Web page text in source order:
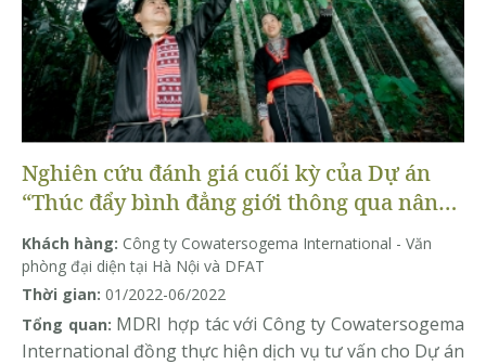
Nghiên cứu đánh giá cuối kỳ của Dự án
“Thúc đẩy bình đẳng giới thông qua nâng
cao hiệu quả kinh tế sản xuất nông nghiệp
và phát triển du lịch tại hai tỉnh Lào Cai
và Sơn La” (GREAT)
Khách hàng: Công ty Cowatersogema International - Văn
phòng đại diện tại Hà Nội và DFAT
Thời gian: 01/2022-06/2022
Tổng quan: MDRI hợp tác với Công ty Cowatersogema
International đồng thực hiện dịch vụ tư vấn cho Dự án